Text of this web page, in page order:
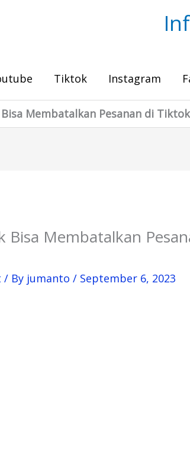
Tiktok Instagram
Membatalkan Pesanan di
Bisa Membatalkan
/ By jumanto/ September 6, 2023